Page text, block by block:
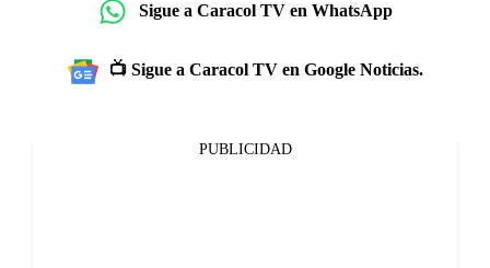
Sigue a Caracol TV en WhatsApp
📺 Sigue a Caracol TV en Google Noticias.
PUBLICIDAD